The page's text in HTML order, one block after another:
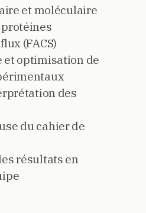
et moléculaire
(FACS)
et optimisation de
des
du cahier de
résultats en